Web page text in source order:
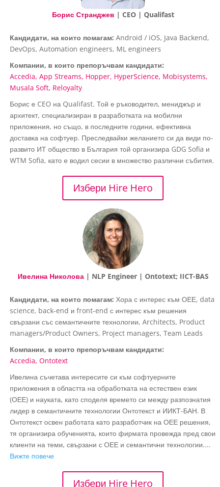
Борис Странджев | CEO | Qualifast
Кандидати, на които помагам: Android / iOS, Java Backend,
DevOps, Automation engineers, ML engineers
Компании, в които препоръчвам кандидати:
Accedia App Streams Hopper HyperScience Mobisystems
Musala Soft Reloyalty
Борис е CEO на Qualifast. Той е ръководител, мениджър и
архитект, специализиран в разработката на мобилни
приложения, но също, в последните години, ефективна
доставка на софтуер. Преследвайки желанието си да види по-
развито ИТ общество в България той организира GDG Sofia и
WTM Sofia, като е водил сесии в множество различни събития.
Избери Hire Hero
Ивелина Николова| NLP Engineer | Ontotext; IICT-BAS
Кандидати, на които помагам: Хора с интерес към ОЕЕ, data
science, back-end и front-end с интерес към решения
свързани със семантичните технологии, Architects, Product
managers/Product Owners, Project managers, Team Leads
Компании, в които препоръчвам кандидати:
Accedia Ontotext
Ивелина съчетава интересите си към софтуерните
приложения в областта на обработката на естествен език
(ОЕЕ) и науката, като споделя времето си между разпознатия
лидер в семантичните технологии Онтотекст и ИИКТ-БАН. В
Онтотекст освен работата като разработчик на ОЕЕ решения,
тя организира обученията, които фирмата провежда пред свои
клиенти на теми, свързани с ОЕЕ и семантични технологии....
Вижте повече
Избери Hire Hero